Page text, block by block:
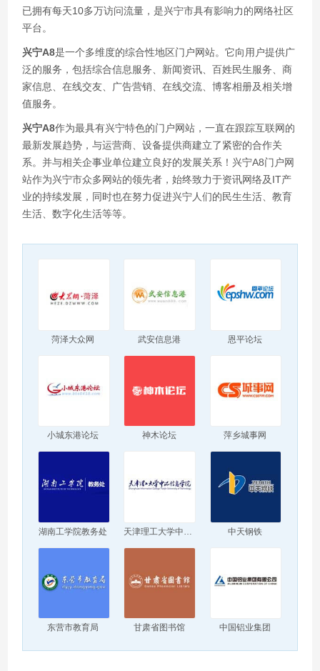
已拥有每天10多万访问流量，是兴宁市具有影响力的网络社区
平台。
兴宁A8是一个多维度的综合性地区门户网站。它向用户提供广
泛的服务，包括综合信息服务、新闻资讯、百姓民生服务、商
家信息、在线交友、广告营销、在线交流、博客相册及相关增
值服务。
兴宁A8作为最具有兴宁特色的门户网站，一直在跟踪互联网的
最新发展趋势，与运营商、设备提供商建立了紧密的合作关
系。并与相关企事业单位建立良好的发展关系！兴宁A8门户网
站作为兴宁市众多网站的领先者，始终致力于资讯网络及IT产
业的持续发展，同时也在努力促进兴宁人们的民生生活、教育
生活、数字化生活等等。
菏泽大众网 武安信息港 恩平论坛
小城东港论坛 神木论坛 萍乡城事网
湖南工学院教务处 中天钢铁
东营市教育局 甘肃省图书馆 中国铝业集团